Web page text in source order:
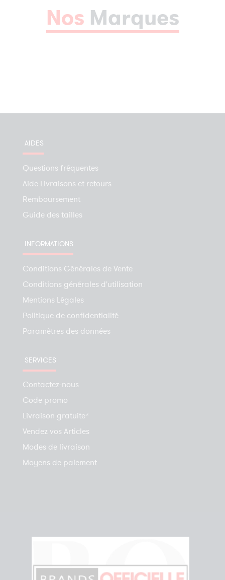
Nos Marques
AIDES
Questions fréquentes
Aide Livraisons et retours
Remboursement
Guide des tailles
INFORMATIONS
Conditions Générales de Vente
Conditions générales d'utilisation
Mentions Légales
Politique de confidentialité
Paramètres des données
SERVICES
Contactez-nous
Code promo
Livraison gratuite*
Vendez vos Articles
Modes de livraison
Moyens de paiement